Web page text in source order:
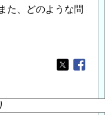
た、どのような問
Opens in